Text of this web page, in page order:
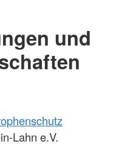
und
Lahn e.V.